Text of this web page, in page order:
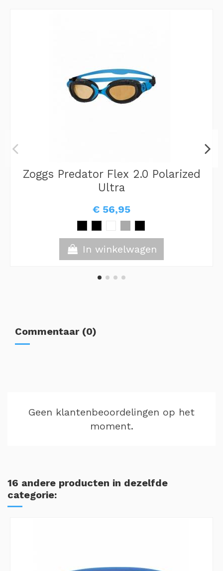
Zoggs Predator Flex 2.0 Polarized
Ultra
€ 56,95
In winkelwagen
Commentaar (0)
Geen klantenbeoordelingen op het
moment.
16 andere producten in dezelfde
categorie: